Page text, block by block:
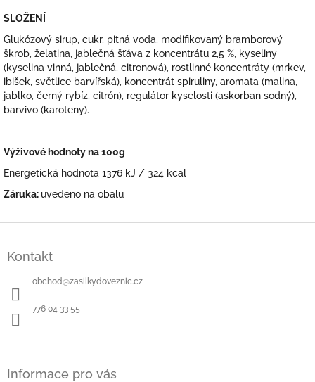
SLOŽENÍ
Glukózový sirup, cukr, pitná voda, modifikovaný bramborový
škrob, želatina, jablečná šťáva z koncentrátu 2,5 %, kyseliny
(kyselina vinná, jablečná, citronová), rostlinné koncentráty (mrkev,
ibišek, světlice barvířská), koncentrát spiruliny, aromata (malina,
jablko, černý rybíz, citrón), regulátor kyselosti (askorban sodný),
barvivo (karoteny).
Výživové hodnoty na 100g
Energetická hodnota 1376 kJ / 324 kcal
Záruka: uvedeno na obalu
Kontakt
obchod@zasilkydoveznic.cz
776 04 33 55
Informace pro vás